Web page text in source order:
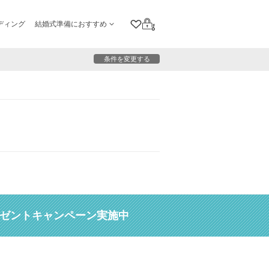
ィング 結婚式準備におすすめ
クリップリスト
ログイン
条件を変更する
ントキャンペーン実施中